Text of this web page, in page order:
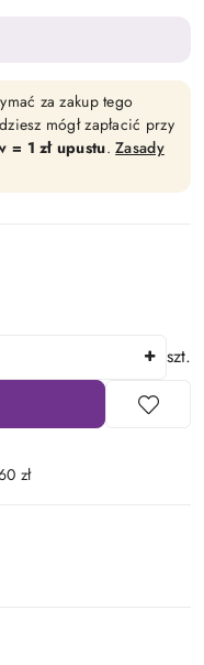
za zakup tego
mógł zapłacić przy
= 1 zł upustu.Zasady
szt.
zł